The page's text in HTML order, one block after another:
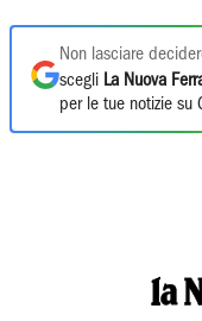
Non lasciare
scegli La Nuova
per le tue notizie su